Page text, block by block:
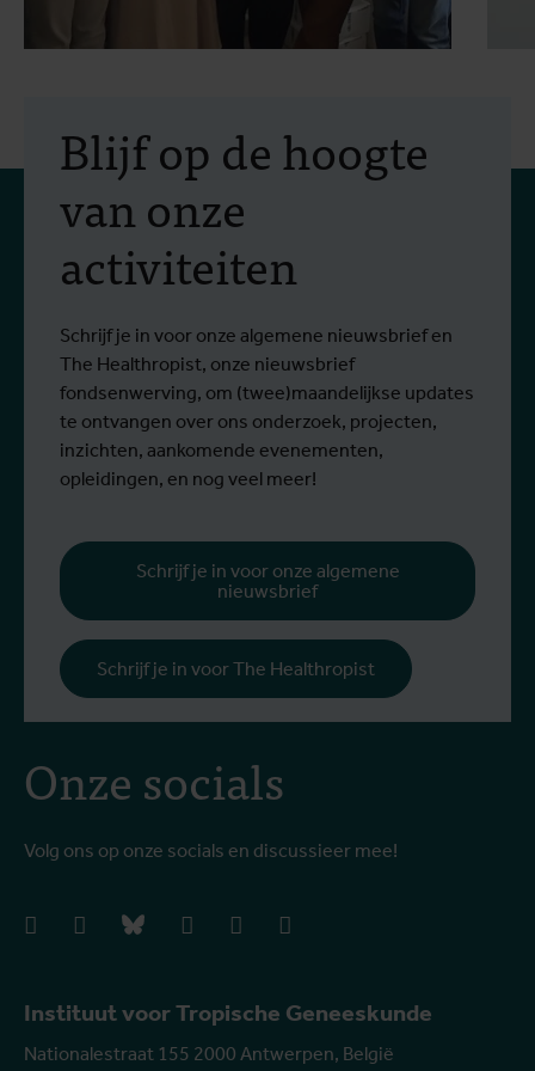
Erasmus+-mobiliteit:
praktijkopleiding in
vectorbestrijding en
screening op het West-
Van 6 tot 17 juli 2026 namen Stien
ITG-wetenschappers van de Dienst
Entomologie, deel aan een opleiding bij
Ecodevelopment in Griekenland, met de
steun van een Erasmus+-mobiliteitsbeurs
voor personeel.
Instituut voor Tropische Geneeskunde
Nationalestraat 155 2000 Antwerpen, België
Onze socials
Volg ons op onze socials en discussieer mee!
instagrambluesky
Blijf op de hoogte
van onze
activiteiten
Schrijf je in voor onze algemene nieuwsbrief en
The Healthropist, onze nieuwsbrief
fondsenwerving, om (twee)maandelijkse updates
te ontvangen over ons onderzoek, projecten,
inzichten, aankomende evenementen,
opleidingen, en nog veel meer!
Schrijf je in voor onze algemene
nieuwsbrief
Schrijf je in voor The Healthropist